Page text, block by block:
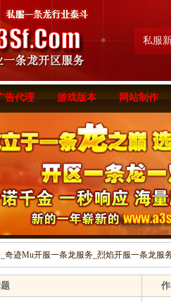
私服
告代理 游戏版本 网站制作
奇迹Mu开服一条龙服务_烈焰开服一条龙服